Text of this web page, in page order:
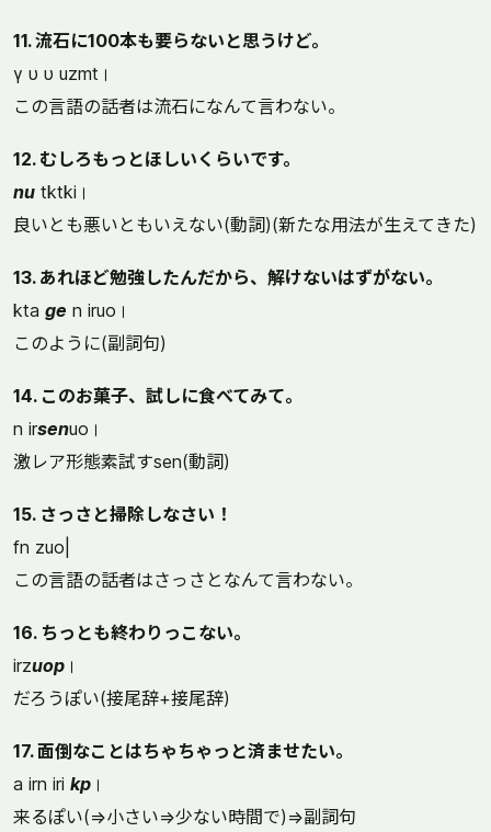
11. 流石に100本も要らないと思うけど。
γ υ υ uzmt।
この言語の話者は流石になんて言わない。
12. むしろもっとほしいくらいです。
nu tktki।
良いとも悪いともいえない(動詞)(新たな用法が生えてきた)
13. あれほど勉強したんだから、解けないはずがない。
kta ge n iruo।
このように(副詞句)
14. このお菓子、試しに食べてみて。
n irsenuo।
激レア形態素試すsen(動詞)
15. さっさと掃除しなさい！
fn zuo|
この言語の話者はさっさとなんて言わない。
16. ちっとも終わりっこない。
irzuop ।
だろうぽい(接尾辞+接尾辞)
17. 面倒なことはちゃちゃっと済ませたい。
a irn iri kp ।
来るぽい(⇒小さい⇒少ない時間で)⇒副詞句